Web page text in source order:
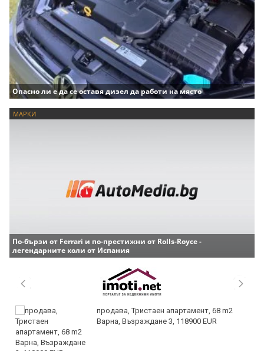
Опасно ли е да се оставя дизел да работи на място
МАРКИ
По-бързи от Ferrari и по-престижни от Rolls-Royce -
легендарните коли от Испания
продава, Тристаен апартамент, 68 m2
Варна, Възраждане 3, 118900 EUR